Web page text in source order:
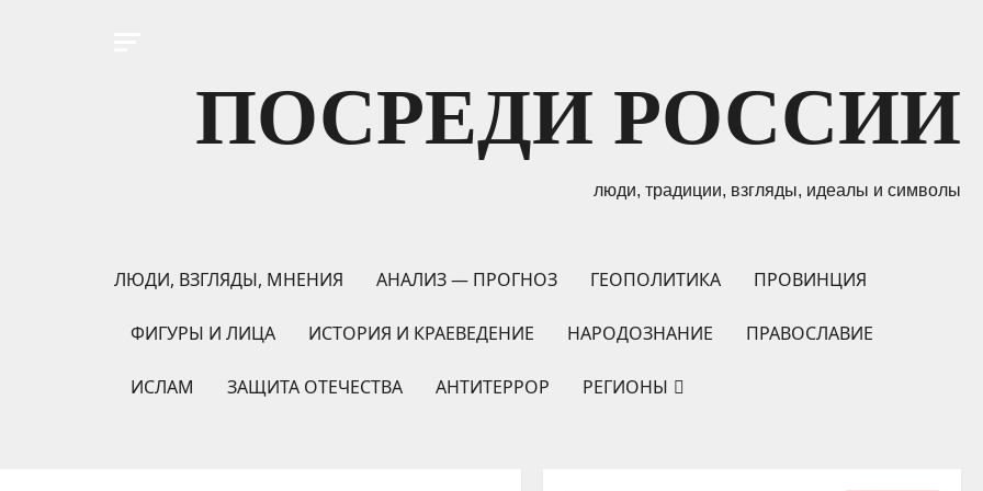
ПОСРЕДИ РОССИИ
люди, традиции, взгляды, идеалы и символы
ЛЮДИ, ВЗГЛЯДЫ, МНЕНИЯ АНАЛИЗ — ПРОГНОЗ ГЕОПОЛИТИКА ПРОВИНЦИЯ
ФИГУРЫ И ЛИЦА ИСТОРИЯ И КРАЕВЕДЕНИЕ НАРОДОЗНАНИЕ ПРАВОСЛАВИЕ
ИСЛАМ ЗАЩИТА ОТЕЧЕСТВА АНТИТЕРРОР РЕГИОНЫ